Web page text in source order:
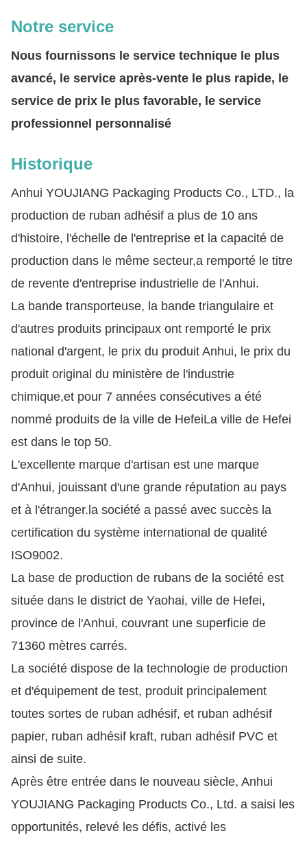
Notre service
Nous fournissons le service technique le plus
avancé, le service après-vente le plus rapide, le
service de prix le plus favorable, le service
professionnel personnalisé
Historique
Anhui YOUJIANG Packaging Products Co., LTD., la
production de ruban adhésif a plus de 10 ans
d'histoire, l'échelle de l'entreprise et la capacité de
production dans le même secteur,a remporté le titre
de revente d'entreprise industrielle de l'Anhui.
La bande transporteuse, la bande triangulaire et
d'autres produits principaux ont remporté le prix
national d'argent, le prix du produit Anhui, le prix du
produit original du ministère de l'industrie
chimique,et pour 7 années consécutives a été
nommé produits de la ville de HefeiLa ville de Hefei
est dans le top 50.
L'excellente marque d'artisan est une marque
d'Anhui, jouissant d'une grande réputation au pays
et à l'étranger.la société a passé avec succès la
certification du système international de qualité
ISO9002.
La base de production de rubans de la société est
située dans le district de Yaohai, ville de Hefei,
province de l'Anhui, couvrant une superficie de
71360 mètres carrés.
La société dispose de la technologie de production
et d'équipement de test, produit principalement
toutes sortes de ruban adhésif, et ruban adhésif
papier, ruban adhésif kraft, ruban adhésif PVC et
ainsi de suite.
Après être entrée dans le nouveau siècle, Anhui
YOUJIANG Packaging Products Co., Ltd. a saisi les
opportunités, relevé les défis, activé les